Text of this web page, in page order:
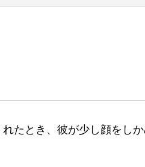
たとき、彼が少し顔をし